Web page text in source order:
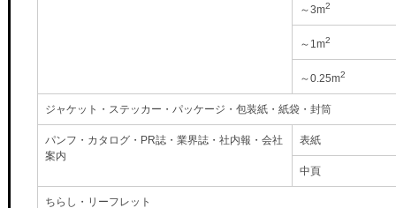
～3m2
～1m2
～0.25m2
ジャケット・ステッカー・パッケージ・包装紙・紙袋・封筒
パンフ・カタログ・PR誌・業界誌・社内報・会社
案内
表紙
中頁
ちらし・リーフレット